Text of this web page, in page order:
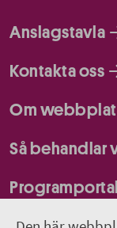
Anslagstavla
Kontakta oss
Om
Så behandlar